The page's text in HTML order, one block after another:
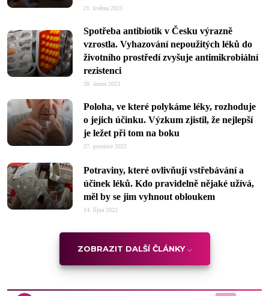
21. května 2023
Spotřeba antibiotik v Česku výrazně
vzrostla. Vyhazování nepoužitých léků do
životního prostředí zvyšuje antimikrobiální
rezistenci
28. února 2023
Poloha, ve které polykáme léky, rozhoduje
o jejich účinku. Výzkum zjistil, že nejlepší
je ležet při tom na boku
27. prosince 2022
Potraviny, které ovlivňují vstřebávání a
účinek léků. Kdo pravidelně nějaké užívá,
měl by se jim vyhnout obloukem
14. října 2022
ZOBRAZIT DALŠÍ ČLÁNKY